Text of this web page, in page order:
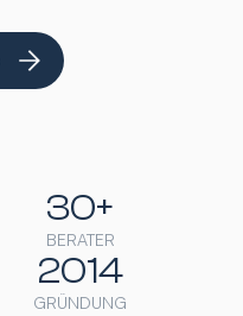
BERATER
30+
GRÜNDUNG
2014